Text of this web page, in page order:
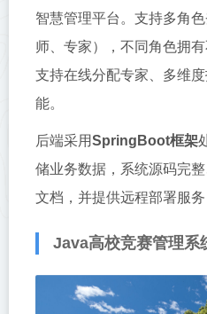
智慧管理平台。支持多角
师、专家），不同角色拥
支持在线分配专家、多维
能。
后端采用SpringBoot框架
储业务数据，系统源码完
文档，并提供远程部署服务
Java高校竞赛管理系